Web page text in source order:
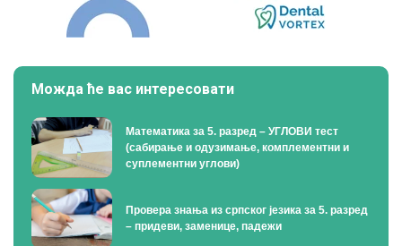
Можда ће вас интересовати
Математика за 5. разред – УГЛОВИ тест
(сабирање и одузимање, комплементни и
суплементни углови)
Провера знања из српског језика за 5. разред
– придеви, заменице, падежи